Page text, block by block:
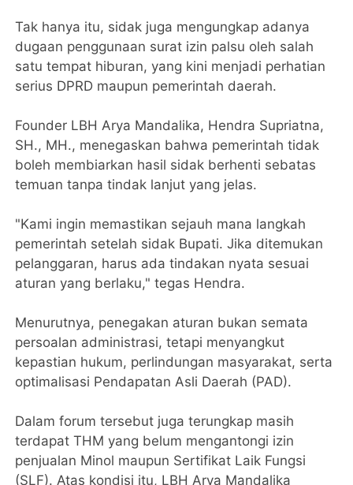
Tak hanya itu, sidak juga mengungkap adanya
dugaan penggunaan surat izin palsu oleh salah
satu tempat hiburan, yang kini menjadi perhatian
serius DPRD maupun pemerintah daerah.
Founder LBH Arya Mandalika, Hendra Supriatna,
SH., MH., menegaskan bahwa pemerintah tidak
boleh membiarkan hasil sidak berhenti sebatas
temuan tanpa tindak lanjut yang jelas.
"Kami ingin memastikan sejauh mana langkah
pemerintah setelah sidak Bupati. Jika ditemukan
pelanggaran, harus ada tindakan nyata sesuai
aturan yang berlaku," tegas Hendra.
Menurutnya, penegakan aturan bukan semata
persoalan administrasi, tetapi menyangkut
kepastian hukum, perlindungan masyarakat, serta
optimalisasi Pendapatan Asli Daerah (PAD).
Dalam forum tersebut juga terungkap masih
terdapat THM yang belum mengantongi izin
penjualan Minol maupun Sertifikat Laik Fungsi
(SLF). Atas kondisi itu, LBH Arya Mandalika